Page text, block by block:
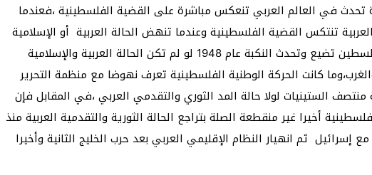
تحدث في العالم العربي تنعكس مباشرة على القضية الفلسطينية ،فعندما
تنتكس القضية الفلسطينية وعندما تنهض الحالة العربية أو الإسلامية
تنهض معها القضية،فما كانت فلسطين تضيع وتحدث النكبة عام 1948 لو لم تكن الحالة العربية والإسلامية
كانت الحركة الوطنية الفلسطينية تعرف نهوضا مع منظمة التحرير
الستينيات لولا حالة المد الثوري والتقدمي العربي ،في المقابل فإن
أخيرا غير منقطعة الصلة بتراجع الحالة الثورية والتقدمية العربية منذ
إسرائيل ثم انهيار النظام الإقليمي العربي بعد حرب الخليج الثانية وأخيرا